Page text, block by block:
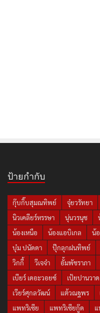
ป้ายกำกับ
กุ๊บกิ๊บสุมณทิพย์ จุ๋ยวรัทยา
นิวเคลียร์หรรษา
นุ่นวรนุช
น้องเหนือ
น้องแอบิเกล น้
บุ๋ม ปนัดดา
ปุ๊กลุกฝนทิพย์
วิกกี้
วีเจจ๋า อั้มพัชราภา
เบียร์ เดอะวอยซ์
เป้ยปานวาด
เวียร์ศุกลวัฒน์
แต้วณฐพร
แพทริเซีย
แพทริเซียกู๊ด แ